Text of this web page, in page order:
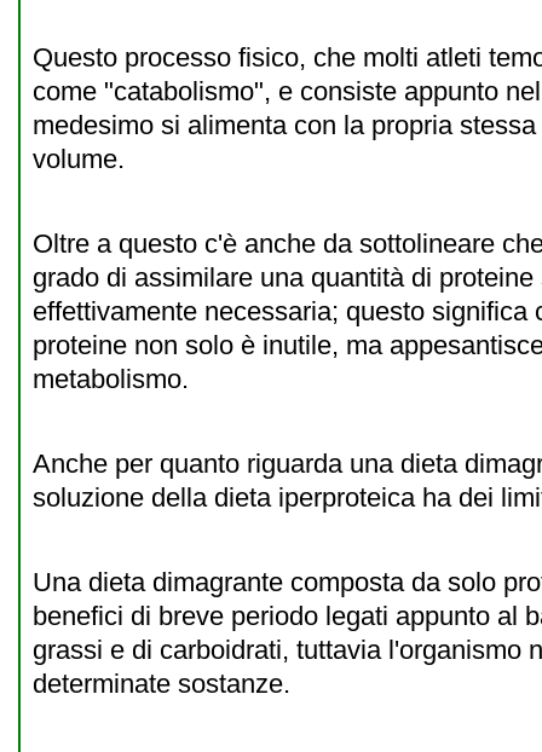
Questo processo fisico, che molti atleti
come "catabolismo", e consiste appunto
medesimo si alimenta con la propria
volume.
Oltre a questo c'è anche da sottolineare
grado di assimilare una quantità di
effettivamente necessaria; questo significa
proteine non solo è inutile, ma
metabolismo.
Anche per quanto riguarda una dieta
soluzione della dieta iperproteica ha dei
Una dieta dimagrante composta da solo
benefici di breve periodo legati appunto al
grassi e di carboidrati, tuttavia l'organismo
determinate sostanze.